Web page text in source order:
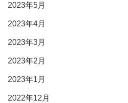
2023年5月
2023年4月
2023年3月
2023年2月
2023年1月
2022年12月